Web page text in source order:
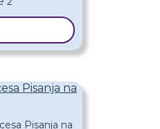
Pisanja na